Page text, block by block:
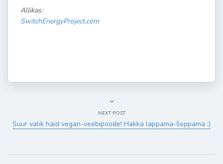
Allikas:
SwitchEnergyProject.com
NEXT POST
Suur valik häid vegan-veebipoode! Hakka lappama-šoppama :)